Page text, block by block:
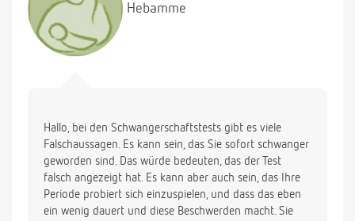
Vlg kathrin Hebamme
Hallo, bei den Schwangerschaftstests gibt es viele
Falschaussagen. Es kann sein, das Sie sofort schwanger
geworden sind. Das würde bedeuten, das der Test
falsch angezeigt hat. Es kann aber auch sein, das Ihre
Periode probiert sich einzuspielen, und dass das eben
ein wenig dauert und diese Beschwerden macht. Sie